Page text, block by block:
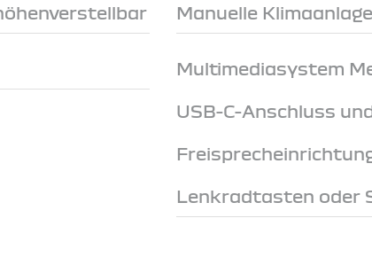
Manuelle
Multimediasystem
USB-C-Anschluss
Lenkradtasten oder